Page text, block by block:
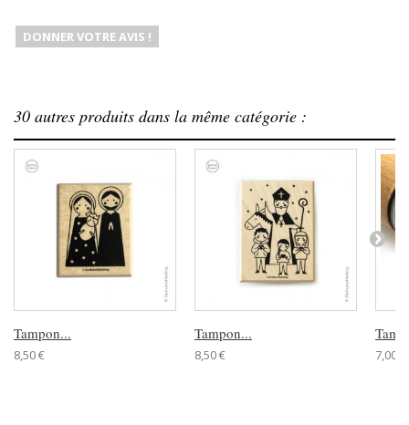
DONNER VOTRE AVIS !
30 autres produits dans la même catégorie :
Tampon...
8,50 €
Tampon...
8,50 € 7,00 €